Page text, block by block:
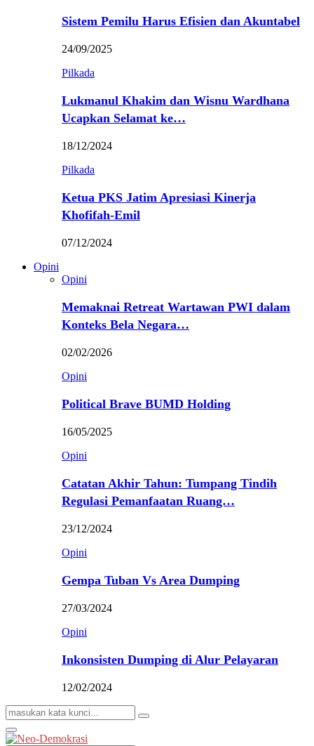
Sistem Pemilu Harus Efisien dan Akuntabel
24/09/2025
Pilkada
Lukmanul Khakim dan Wisnu Wardhana
Ucapkan Selamat ke…
18/12/2024
Pilkada
Ketua PKS Jatim Apresiasi Kinerja
Khofifah-Emil
07/12/2024
Opini
Opini
Memaknai Retreat Wartawan PWI dalam
Konteks Bela Negara…
02/02/2026
Opini
Political Brave BUMD Holding
16/05/2025
Opini
Catatan Akhir Tahun: Tumpang Tindih
Regulasi Pemanfaatan Ruang…
23/12/2024
Opini
Gempa Tuban Vs Area Dumping
27/03/2024
Opini
Inkonsisten Dumping di Alur Pelayaran
12/02/2024
Search
for:
Search
Primary